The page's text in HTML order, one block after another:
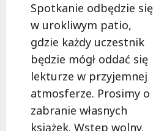
Spotkanie odbędzie się
w urokliwym patio,
gdzie każdy uczestnik
będzie mógł oddać się
lekturze w przyjemnej
atmosferze. Prosimy o
zabranie własnych
książek. Wstęp wolny.